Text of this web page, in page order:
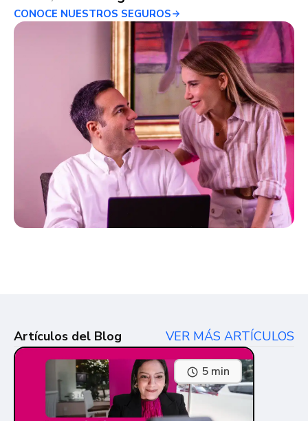
CONOCE NUESTROS SEGUROS
Artículos del Blog VER MÁS ARTÍCULOS
5 min